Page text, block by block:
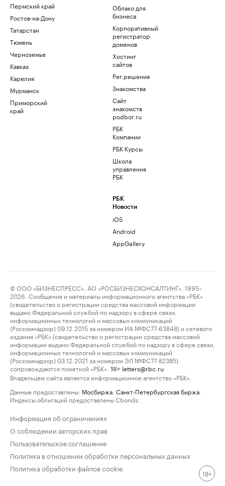
Пермский край
Ростов-на-Дону
Татарстан
Тюмень
Черноземье
Кавказ
Карелия
Мурманск
Приморский
край
Облако для
бизнеса
Корпоративный
регистратор
доменов
Хостинг
сайтов
Рег.решения
Знакомства
Сайт
знакомств
podbor.ru
РБК
Компании
РБК Курсы
Школа
управления
РБК
РБК
Новости
iOS
Android
AppGallery
© ООО «БИЗНЕСПРЕСС», АО «РОСБИЗНЕСКОНСАЛТИНГ», 1995–
2026. Сообщения и материалы информационного агентства «РБК»
(свидетельство о регистрации средства массовой информации
выдано Федеральной службой по надзору в сфере связи,
информационных технологий и массовых коммуникаций
(Роскомнадзор) 09.12.2015 за номером ИА №ФС77-63848) и сетевого
издания «РБК» (свидетельство о регистрации средства массовой
информации выдано Федеральной службой по надзору в сфере связи,
информационных технологий и массовых коммуникаций
(Роскомнадзор) 03.12.2021 за номером ЭЛ №ФС77-82385)
сопровождаются пометкой «РБК».
18+ letters@rbc.ru
Владельцем сайта является информационное агентство «РБК».
Данные предоставлены: Мосбиржа Санкт-Петербургская биржа
Индексы облигаций предоставлены Cbonds.
Информация об ограничениях
О соблюдении авторских прав
Пользовательское соглашение
Политика в отношении обработки персональных данных
Политика обработки файлов cookie
18+